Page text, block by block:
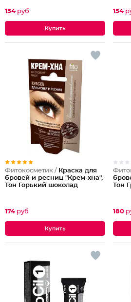
154 руб 154
Фитокосметик / Краска для
бровей и ресниц "Крем-хна",
Тон Горький шоколад
174 руб
Тон
180